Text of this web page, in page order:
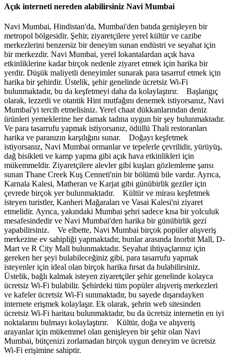
Açık interneti nereden alabilirsiniz Navi Mumbai
Navi Mumbai, Hindistan'da, Mumbai'den batıda genişleyen bir
metropol bölgesidir. Şehir, ziyaretçilere yerel kültür ve cazibe
merkezlerini benzersiz bir deneyim sunan endüstri ve seyahat için
bir merkezdir. Navi Mumbai, yerel lokantalardan açık hava
etkinliklerine kadar birçok nedenle ziyaret etmek için harika bir
yerdir. Düşük maliyetli deneyimler sunarak para tasarruf etmek için
harika bir şehirdir. Üstelik, şehir genelinde ücretsiz Wi-Fi
bulunmaktadır, bu da keşfetmeyi daha da kolaylaştırır. Başlangıç ​​
olarak, lezzetli ve otantik Hint mutfağını denemek istiyorsanız, Navi
Mumbai'yi tercih etmelisiniz. Yerel chaat dükkanlarından deniz
ürünleri yemeklerine her damak tadına uygun bir şey bulunmaktadır.
Ve para tasarrufu yapmak istiyorsanız, ödüllü Thali restoranları
harika ve paranızın karşılığını sunar. Doğayı keşfetmek
istiyorsanız, Navi Mumbai ormanlar ve tepelerle çevrilidir, yürüyüş,
dağ bisikleti ve kamp yapma gibi açık hava etkinlikleri için
mükemmeldir. Ziyaretçilere alevler gibi kuşları gözlemleme şansı
sunan Thane Creek Kuş Cenneti'nin bir bölümü bile vardır. Ayrıca,
Karnala Kalesi, Matheran ve Karjat gibi günübirlik geziler için
çevrede birçok yer bulunmaktadır. Kültür ve mirası keşfetmek
isteyen turistler, Kanheri Mağaraları ve Vasai Kalesi'ni ziyaret
etmelidir. Ayrıca, yakındaki Mumbai şehri sadece kısa bir yolculuk
mesafesindedir ve Navi Mumbai'den harika bir günübirlik gezi
yapabilirsiniz. Ve elbette, Navi Mumbai birçok popüler alışveriş
merkezine ev sahipliği yapmaktadır, bunlar arasında Inorbit Mall, D-
Mart ve R City Mall bulunmaktadır. Seyahat ihtiyaçlarınız için
gereken her şeyi bulabileceğiniz gibi, para tasarrufu yapmak
isteyenler için ideal olan birçok harika fırsat da bulabilirsiniz.
Üstelik, bağlı kalmak isteyen ziyaretçiler şehir genelinde kolayca
ücretsiz Wi-Fi bulabilir. Şehirdeki tüm popüler alışveriş merkezleri
ve kafeler ücretsiz Wi-Fi sunmaktadır, bu sayede dışarıdayken
internete erişmek kolaylaşır. Ek olarak, şehrin web sitesinden
ücretsiz Wi-Fi haritası bulunmaktadır, bu da ücretsiz internetin en iyi
noktalarını bulmayı kolaylaştırır. Kültür, doğa ve alışveriş
arayanlar için mükemmel olan genişleyen bir şehir olan Navi
Mumbai, bütçenizi zorlamadan birçok uygun deneyim ve ücretsiz
Wi-Fi erişimine sahiptir.